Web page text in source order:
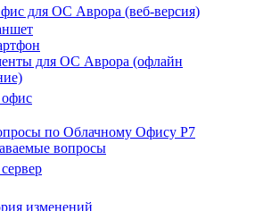
для ОС Аврора (веб-версия)
для ОС Аврора (офлайн
по Облачному Офису Р7
вопросы
изменений